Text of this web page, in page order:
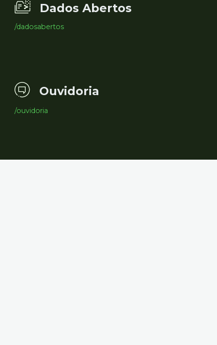
Dados Abertos
/dadosabertos
Ouvidoria
/ouvidoria